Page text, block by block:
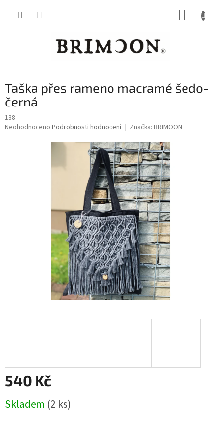
Taška přes rameno macramé šedo-
černá
138
Průměrné
Neohodnoceno Podrobnosti hodnocení Značka: BRIMOON
540 Kč
cena:
Skladem (2 ks)